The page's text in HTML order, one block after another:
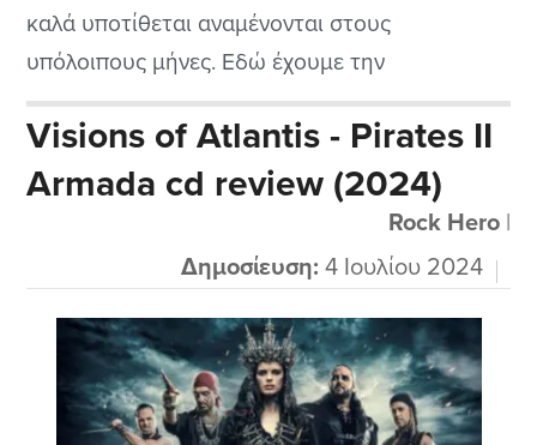
καλά υποτίθεται αναμένονται στους
υπόλοιπους μήνες. Εδώ έχουμε την
κυκλοφορία της γλυκύτατης τραγουδίστριας
των Epica, της θρυλικής Simone Simons που σε
συνεργασία με τον μεγάλο μαέστρο Arjen
Lucassen των Ayreon φυσικά φτιάξανε ένα
πειραματικό να το πω...
Visions of Atlantis - Pirates II
Armada cd review (2024)
Rock Hero|
Δημοσίευση: 4 Ιουλίου 2024